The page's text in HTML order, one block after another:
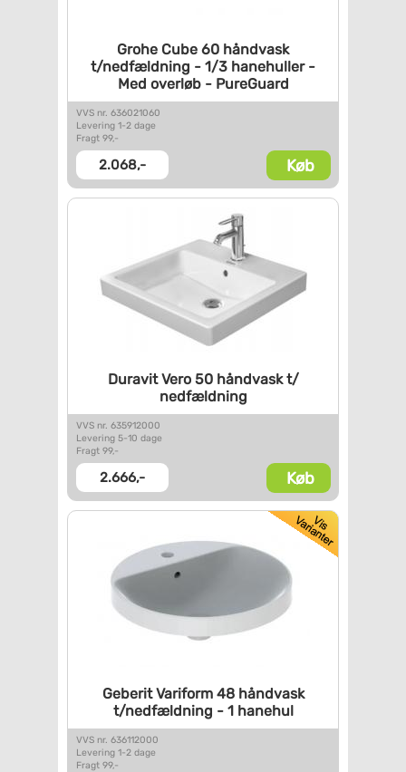
Grohe Cube 60 håndvask
t/nedfældning - 1/3 hanehuller-
Med overløb - PureGuard
VVS nr. 636021060
Levering 1-2 dage
Fragt 99,-
2.068,- Køb
Duravit Vero 50 håndvask t/
nedfældning
VVS nr. 635912000
Levering 5-10 dage
Fragt 99,-
2.666,- Køb
Geberit Variform 48 håndvask
t/nedfældning - 1 hanehul
VVS nr. 636112000
Levering 1-2 dage
Fragt 99,-